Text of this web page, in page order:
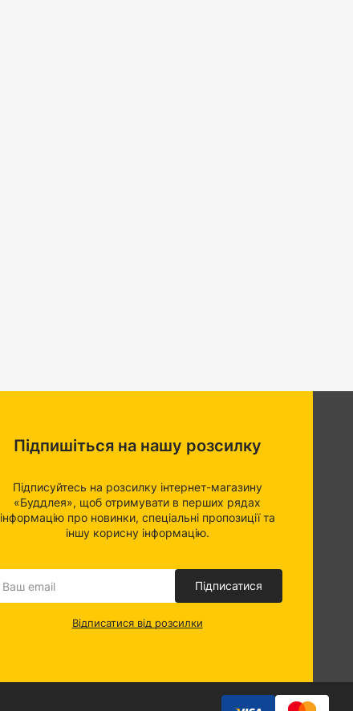
Підпишіться на нашу розсилку
Підписуйтесь на розсилку інтернет-магазину
«Буддлея», щоб отримувати в перших рядах
інформацію про новинки, спеціальні пропозиції та
іншу корисну інформацію.
Підписатися
Відписатися від розсилки